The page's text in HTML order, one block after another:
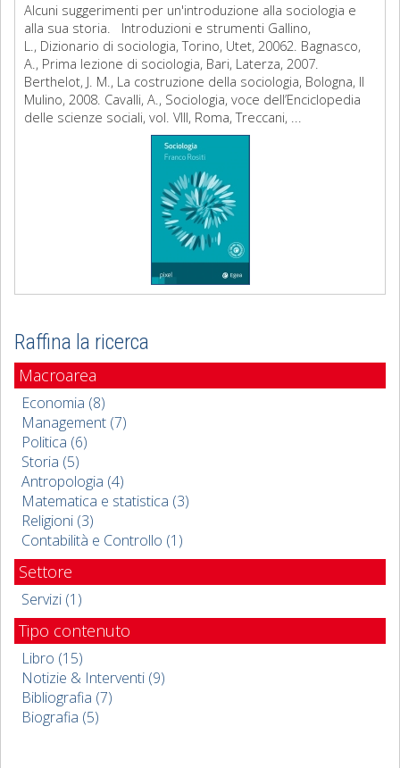
Alcuni suggerimenti per un'introduzione alla sociologia e
alla sua storia. Introduzioni e strumenti Gallino,
L., Dizionario di sociologia, Torino, Utet, 20062. Bagnasco,
A., Prima lezione di sociologia, Bari, Laterza, 2007.
Berthelot, J. M., La costruzione della sociologia, Bologna, Il
Mulino, 2008. Cavalli, A., Sociologia, voce dell’Enciclopedia
delle scienze sociali, vol. VIII, Roma, Treccani, ...
Raffina la ricerca
Macroarea
Economia (8)
Management (7)
Politica (6)
Storia (5)
Antropologia (4)
Matematica e statistica (3)
Religioni (3)
Contabilità e Controllo (1)
Settore
Servizi (1)
Tipo contenuto
Libro (15)
Notizie & Interventi (9)
Bibliografia (7)
Biografia (5)